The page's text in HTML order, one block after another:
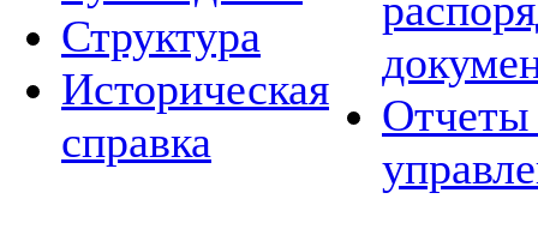
Структура
Историческая
справка
Отчеты